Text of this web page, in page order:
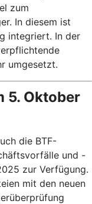
zum
In diesem ist
integriert. In der
umgesetzt.
5. Oktober
die BTF-
und -
zur Verfügung.
mit den neuen